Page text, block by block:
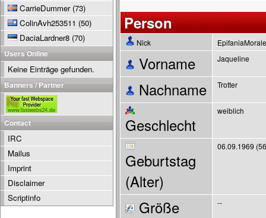
Person
Nick
Vorname Jaqueline
Nachname Trotter
Geschlecht
weiblich
Geburtstag
(Alter)
06.09.1969
Größe --
CarrieDummer(73)
ColinAvh253511 (50)
DaciaLardner8 (70)
Users Online
Keine Einträge gefunden.
Banners / Partner
Contact
IRC
Mailus
Imprint
Disclaimer
Scriptinfo